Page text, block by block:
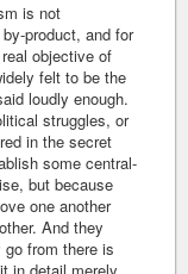
is not
product, and for
objective of
felt to be the
loudly enough.
struggles, or
in the secret
some central-
but because
one another
And they
from there is